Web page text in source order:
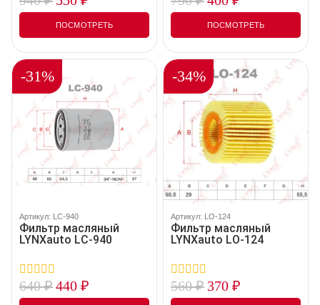
out
5
ПОСМОТРЕТЬ
out
5
ПОСМОТРЕТЬ
-31%
Артикул: LC-940
Фильтр масляный
LYNXauto LC-940
0
out
640₽440 ₽
-34%
Артикул: LO-124
Фильтр масляный
LYNXauto LO-124
0
out
560₽ 370 ₽